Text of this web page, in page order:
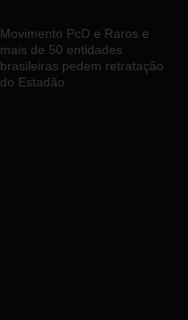
Movimento PcD e Raros e
mais de 50 entidades
brasileiras pedem retratação
do Estadão